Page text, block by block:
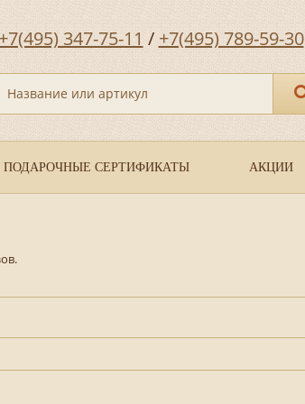
+7(495) 347-75-11 / +7(495) 789-59-30
Название или артикул
ПОДАРОЧНЫЕ СЕРТИФИКАТЫ АКЦИИ